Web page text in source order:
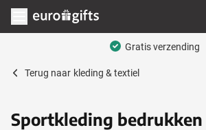
Ga naar de inhoud
Menu openen
Mega assortiment
Terug naar kleding & textiel
Sportkleding